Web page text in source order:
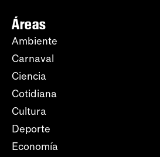
Áreas
Ambiente
Carnaval
Ciencia
Cotidiana
Cultura
Deporte
Economía